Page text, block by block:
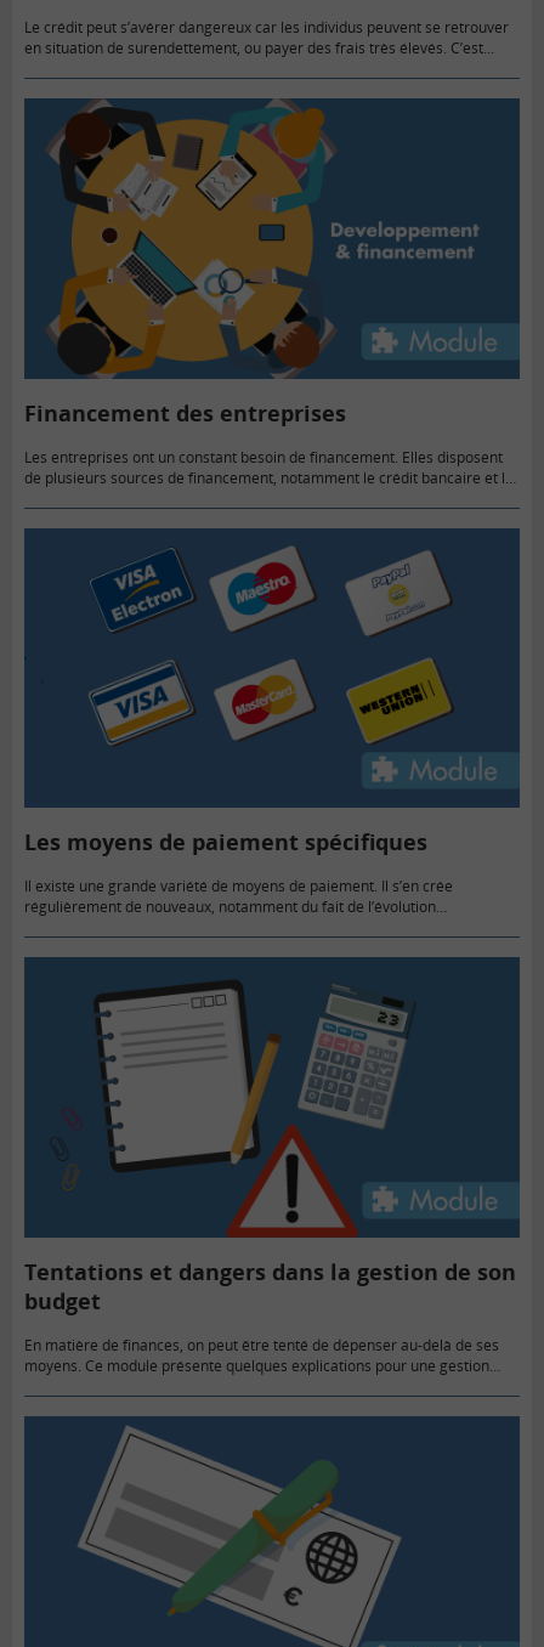
Le crédit peut s’avérer dangereux car les individus peuvent se retrouver
en situation de surendettement, ou payer des frais très élevés. C’est
Financement des entreprises
Les entreprises ont un constant besoin de financement. Elles disposent
de plusieurs sources de financement, notamment le crédit bancaire et le
Les moyens de paiement spécifiques
Il existe une grande variété de moyens de paiement. Il s’en crée
régulièrement de nouveaux, notamment du fait de l’évolution
Tentations et dangers dans la gestion de son
budget
En matière de finances, on peut être tenté de dépenser au-delà de ses
moyens. Ce module présente quelques explications pour une gestion